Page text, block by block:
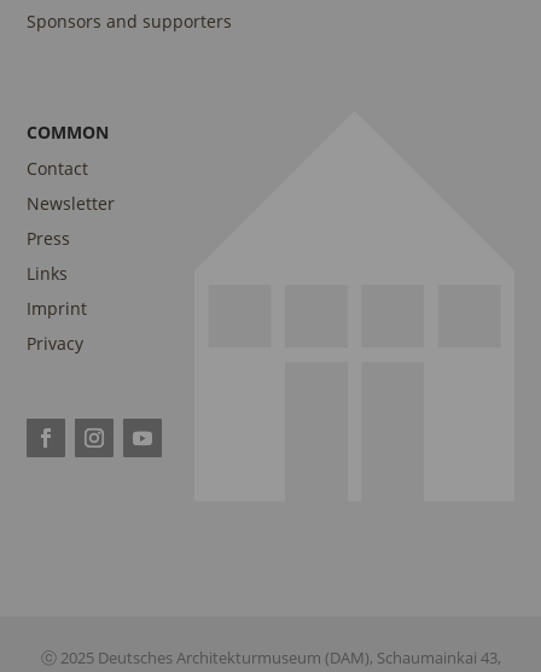
Sponsors and supporters
COMMON
Contact
Newsletter
Press
Links
Imprint
Privacy
ⓒ 2025 Deutsches Architekturmuseum (DAM), Schaumainkai 43,